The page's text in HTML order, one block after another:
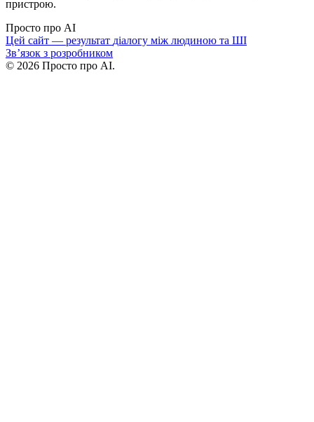
пристрою.
Просто про AI
Цей сайт — результат діалогу між людиною та ШІ
Зв’язок з розробником
© 2026 Просто про AI.